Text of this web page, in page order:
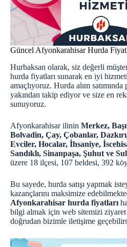
Güncel Afyonkarahisar Hurda
Hurbaksan olarak, siz değerli
hurda fiyatları sunarak en iyi
amaçlıyoruz. Hurda alım satımında
yakından takip ediyor ve size en
sunuyoruz.
Afyonkarahisar ilinin Merkez,
Bolvadin, Çay, Çobanlar,
Evciler, Hocalar, İhsaniye,
Sandıklı, Sinanpaşa, Şuhut ve
üzere 18 ilçesi, 107 beldesi, 392
Bu sayede, hurda satışı yapmak
kazançlarını maksimize
Afyonkarahisar hurda fiyatları
bilgi almak için web sitemizi
doğrudan bizimle iletişime